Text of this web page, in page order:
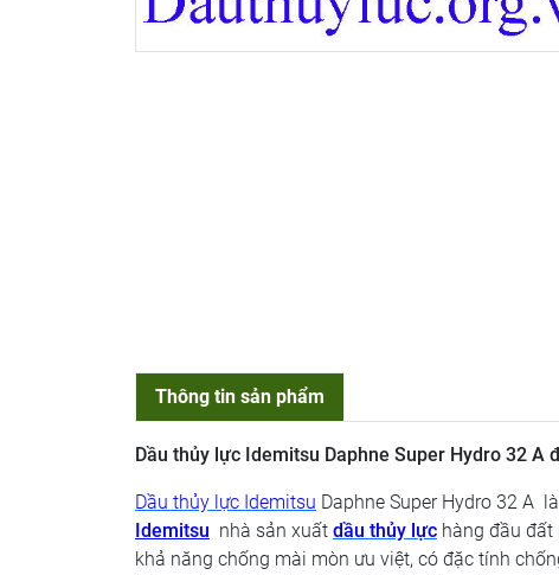
Thông tin sản phẩm
Dầu thủy lực Idemitsu Daphne Super Hydro 32
Dầu thủy lực Idemitsu Daphne Super Hydro 32 A
Idemitsu nhà sản xuất dầu thủy lực hàng đầu đất
khả năng chống mài mòn ưu việt, có đặc tính